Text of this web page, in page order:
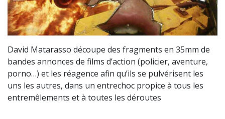
David Matarasso découpe des fragments en 35mm de
bandes annonces de films d’action (policier, aventure,
porno…) et les réagence afin qu’ils se pulvérisent les
uns les autres, dans un entrechoc propice à tous les
entremêlements et à toutes les déroutes